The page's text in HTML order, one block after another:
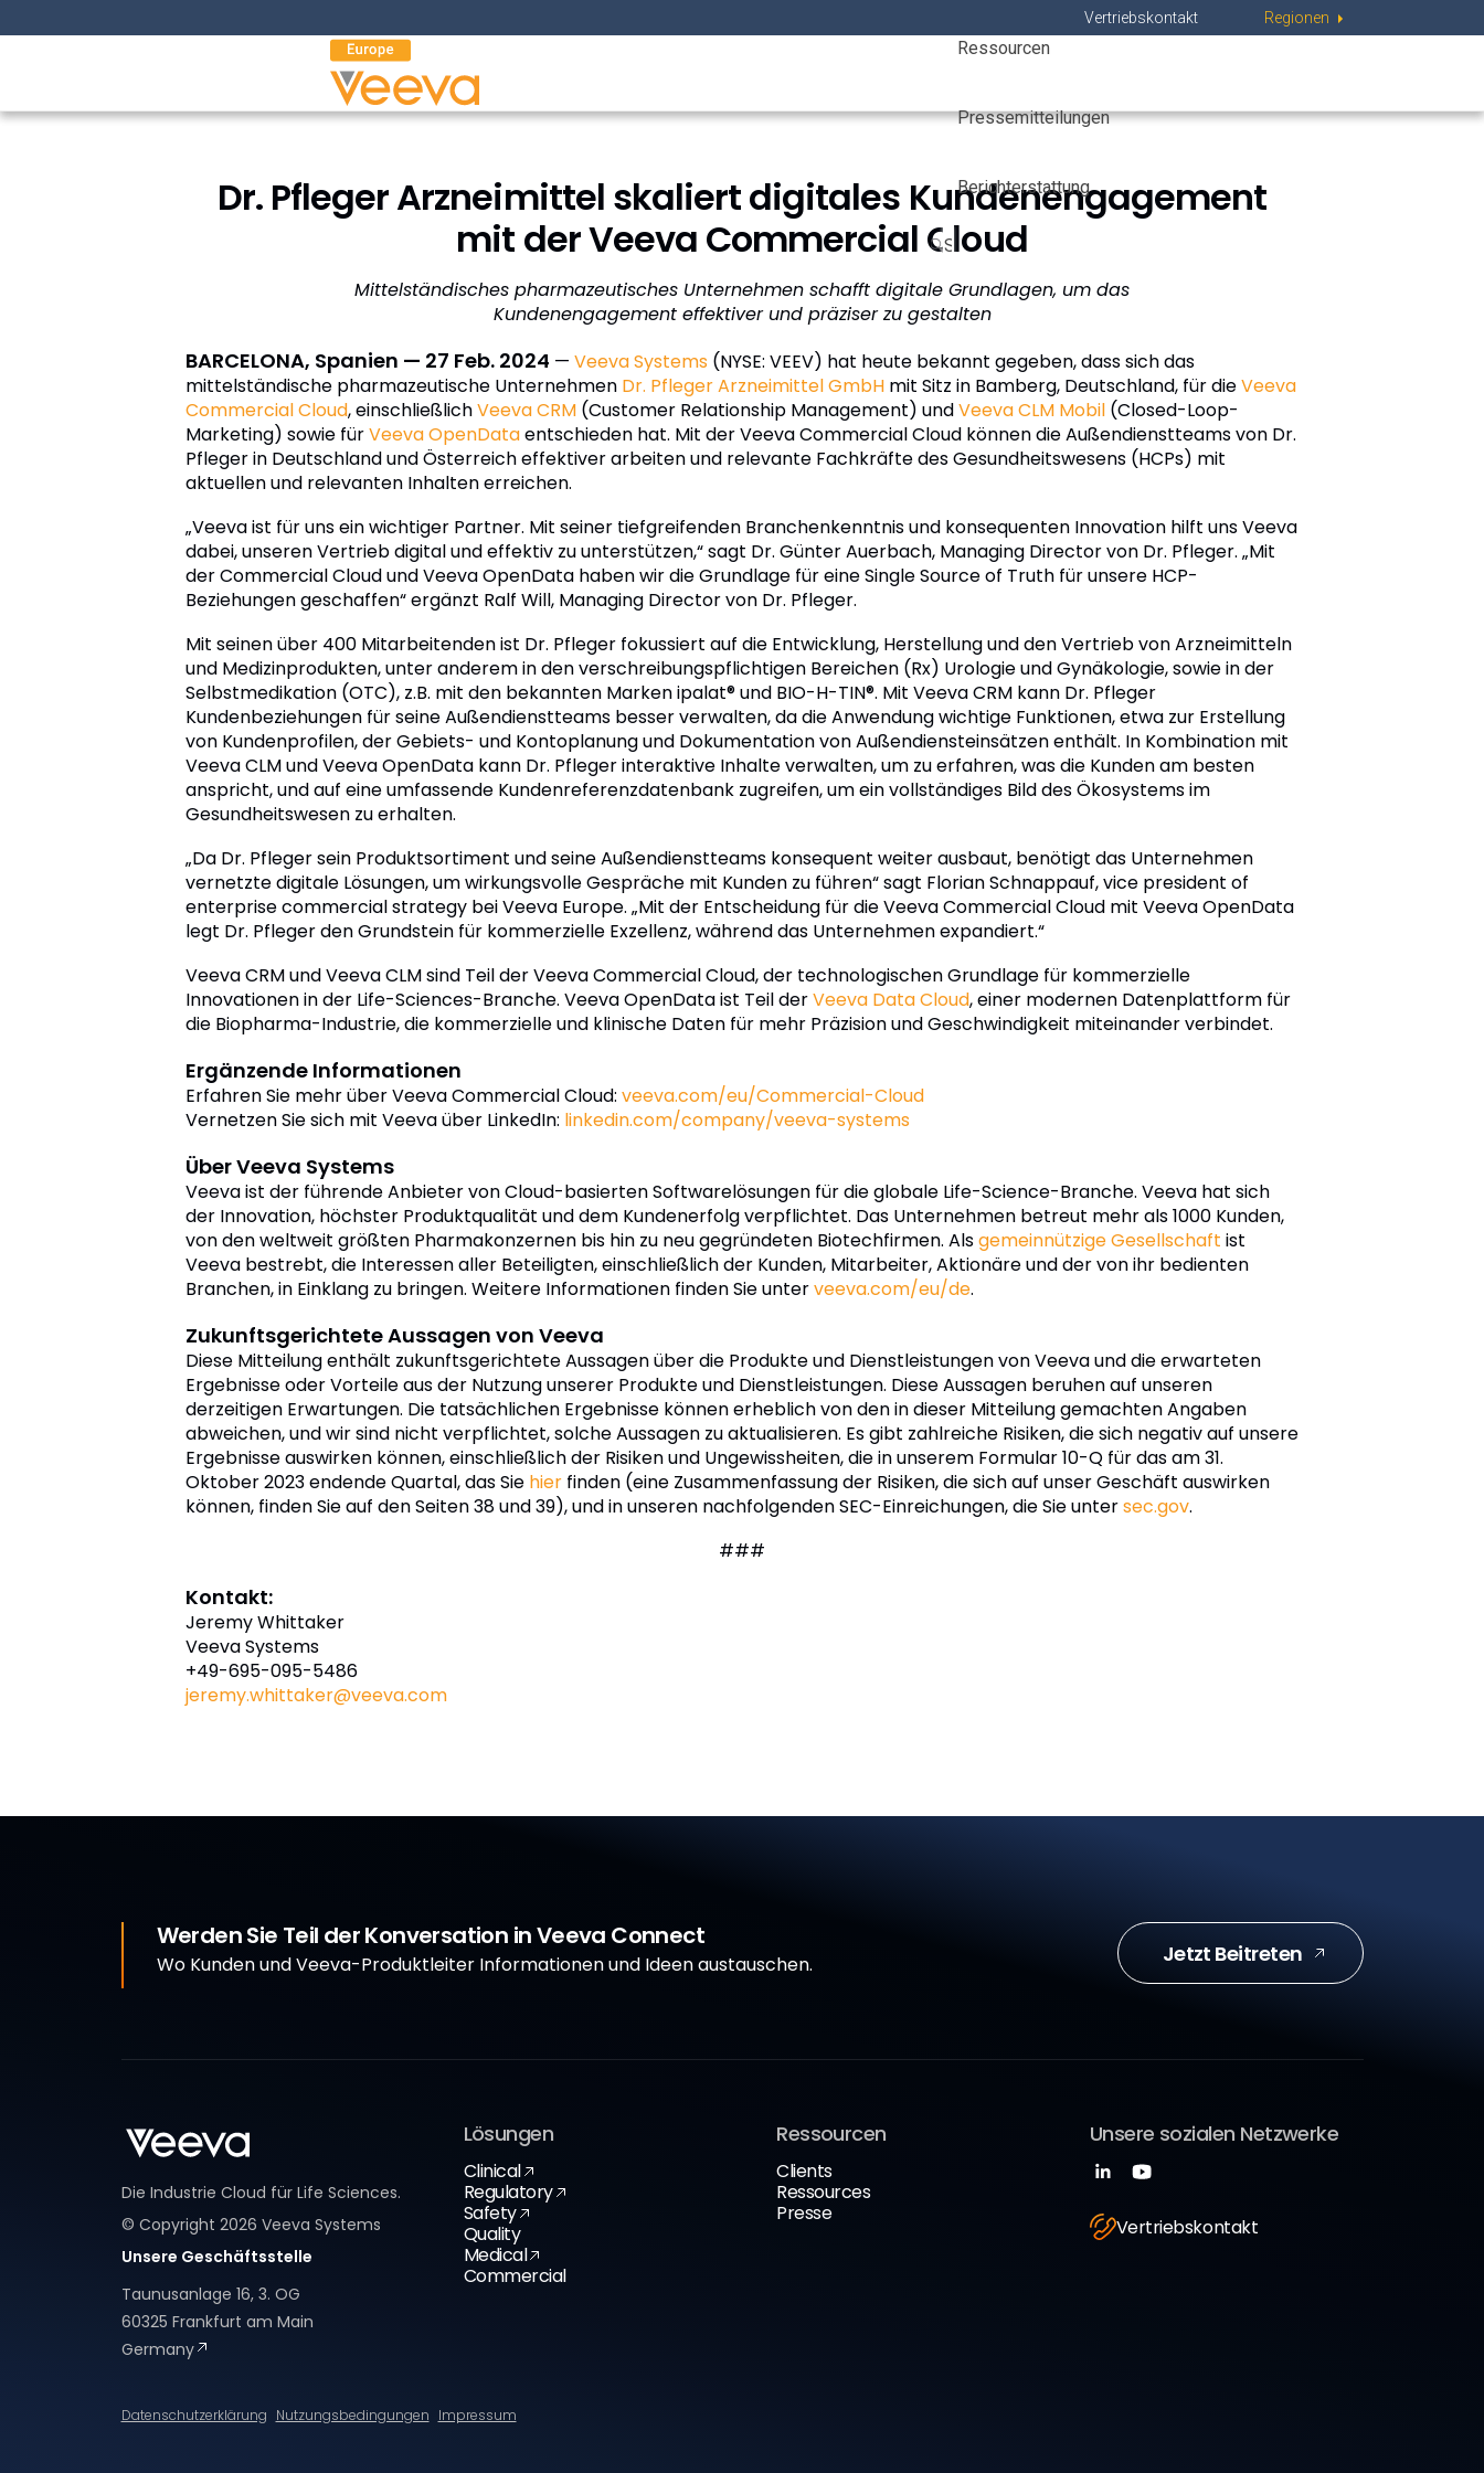
Regions Industries
Products
Vertriebskontakt Regionen
Ressourcen
Pressemitteilungen
Berichterstattung
Dr. Pfleger Arzneimittel skaliert digitales Kundenengagement
mit der Veeva Commercial Cloud
Mittelständisches pharmazeutisches Unternehmen schafft digitale Grundlagen, um das
Kundenengagement effektiver und präziser zu gestalten
BARCELONA, Spanien — 27 Feb. 2024 — Veeva Systems (NYSE: VEEV) hat heute bekannt gegeben, dass sich das
mittelständische pharmazeutische Unternehmen Dr. Pfleger Arzneimittel GmbHmit Sitz in Bamberg, Deutschland, für dieVeeva
Commercial Cloud, einschließlichVeeva CRM(Customer Relationship Management) undVeeva CLM Mobil(Closed-Loop-
Marketing) sowie fürVeeva OpenDataentschieden hat. Mit der Veeva Commercial Cloud können die Außendienstteams von Dr.
Pfleger in Deutschland und Österreich effektiver arbeiten und relevante Fachkräfte des Gesundheitswesens (HCPs) mit
aktuellen und relevanten Inhalten erreichen.
„Veeva ist für uns ein wichtiger Partner. Mit seiner tiefgreifenden Branchenkenntnis und konsequenten Innovation hilft uns Veeva
dabei, unseren Vertrieb digital und effektiv zu unterstützen,“ sagt Dr. Günter Auerbach, Managing Director von Dr. Pfleger. „Mit
der Commercial Cloud und Veeva OpenData haben wir die Grundlage für eine Single Source of Truth für unsere HCP-
Beziehungen geschaffen“ ergänzt Ralf Will, Managing Director von Dr. Pfleger.
Mit seinen über 400 Mitarbeitenden ist Dr. Pfleger fokussiert auf die Entwicklung, Herstellung und den Vertrieb von Arzneimitteln
und Medizinprodukten, unter anderem in den verschreibungspflichtigen Bereichen (Rx) Urologie und Gynäkologie, sowie in der
Selbstmedikation (OTC), z.B. mit den bekannten Marken ipalat® und BIO-H-TIN®. Mit Veeva CRM kann Dr. Pfleger
Kundenbeziehungen für seine Außendienstteams besser verwalten, da die Anwendung wichtige Funktionen, etwa zur Erstellung
von Kundenprofilen, der Gebiets- und Kontoplanung und Dokumentation von Außendiensteinsätzen enthält. In Kombination mit
Veeva CLM und Veeva OpenData kann Dr. Pfleger interaktive Inhalte verwalten, um zu erfahren, was die Kunden am besten
anspricht, und auf eine umfassende Kundenreferenzdatenbank zugreifen, um ein vollständiges Bild des Ökosystems im
Gesundheitswesen zu erhalten.
„Da Dr. Pfleger sein Produktsortiment und seine Außendienstteams konsequent weiter ausbaut, benötigt das Unternehmen
vernetzte digitale Lösungen, um wirkungsvolle Gespräche mit Kunden zu führen“ sagt Florian Schnappauf, vice president of
enterprise commercial strategy bei Veeva Europe. „Mit der Entscheidung für die Veeva Commercial Cloud mit Veeva OpenData
legt Dr. Pfleger den Grundstein für kommerzielle Exzellenz, während das Unternehmen expandiert.“
Veeva CRM und Veeva CLM sind Teil der Veeva Commercial Cloud, der technologischen Grundlage für kommerzielle
Innovationen in der Life-Sciences-Branche. Veeva OpenData ist Teil derVeeva Data Cloud, einer modernen Datenplattform für
die Biopharma-Industrie, die kommerzielle und klinische Daten für mehr Präzision und Geschwindigkeit miteinander verbindet.
Ergänzende Informationen
Erfahren Sie mehr über Veeva Commercial Cloud: veeva.com/eu/Commercial-Cloud
Vernetzen Sie sich mit Veeva über LinkedIn: linkedin.com/company/veeva-systems
Über Veeva Systems
Veeva ist der führende Anbieter von Cloud-basierten Softwarelösungen für die globale Life-Science-Branche. Veeva hat sich
der Innovation, höchster Produktqualität und dem Kundenerfolg verpflichtet. Das Unternehmen betreut mehr als 1000 Kunden,
von den weltweit größten Pharmakonzernen bis hin zu neu gegründeten Biotechfirmen. Alsgemeinnützige Gesellschaft ist
Veeva bestrebt, die Interessen aller Beteiligten, einschließlich der Kunden, Mitarbeiter, Aktionäre und der von ihr bedienten
Branchen, in Einklang zu bringen. Weitere Informationen finden Sie unterveeva.com/eu/de.
Zukunftsgerichtete Aussagen von Veeva
Diese Mitteilung enthält zukunftsgerichtete Aussagen über die Produkte und Dienstleistungen von Veeva und die erwarteten
Ergebnisse oder Vorteile aus der Nutzung unserer Produkte und Dienstleistungen. Diese Aussagen beruhen auf unseren
derzeitigen Erwartungen. Die tatsächlichen Ergebnisse können erheblich von den in dieser Mitteilung gemachten Angaben
abweichen, und wir sind nicht verpflichtet, solche Aussagen zu aktualisieren. Es gibt zahlreiche Risiken, die sich negativ auf unsere
Ergebnisse auswirken können, einschließlich der Risiken und Ungewissheiten, die in unserem Formular 10-Q für das am 31.
Oktober 2023 endende Quartal, das Sie hierfinden (eine Zusammenfassung der Risiken, die sich auf unser Geschäft auswirken
können, finden Sie auf den Seiten 38 und 39), und in unseren nachfolgenden SEC-Einreichungen, die Sie untersec.gov.
###
Kontakt:
Jeremy Whittaker
Veeva Systems
+49-695-095-5486
jeremy.whittaker@veeva.com
Werden Sie Teil der Konversation in Veeva Connect
Wo Kunden und Veeva-Produktleiter Informationen und Ideen austauschen. Jetzt Beitreten
Die Industrie Cloud für Life Sciences.
© Copyright 2026 Veeva Systems
Unsere Geschäftsstelle
Taunusanlage 16, 3. OG
60325 Frankfurt am Main
Germany
Lösungen
Clinical
Regulatory
Safety
Quality
Medical
Commercial
Ressourcen
Clients
Ressources
Presse
Unsere sozialen Netzwerke
Vertriebskontakt
Datenschutzerklärung Nutzungsbedingungen Impressum